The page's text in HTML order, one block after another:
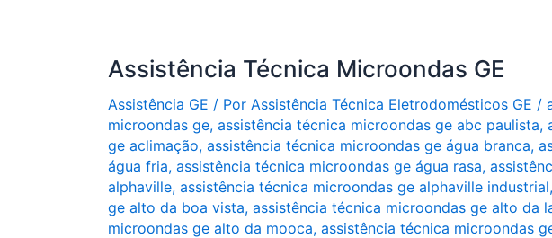
Assistência Técnica Microondas GE
Assistência GE / Por Assistência Técnica Eletrodomésticos GE /
microondas ge, assistência técnica microondas ge abc paulista,
ge aclimação, assistência técnica microondas ge água branca,
água fria, assistência técnica microondas ge água rasa,
alphaville, assistência técnica microondas ge alphaville industrial,
ge alto da boa vista, assistência técnica microondas ge alto da
microondas ge alto da mooca, assistência técnica microondas